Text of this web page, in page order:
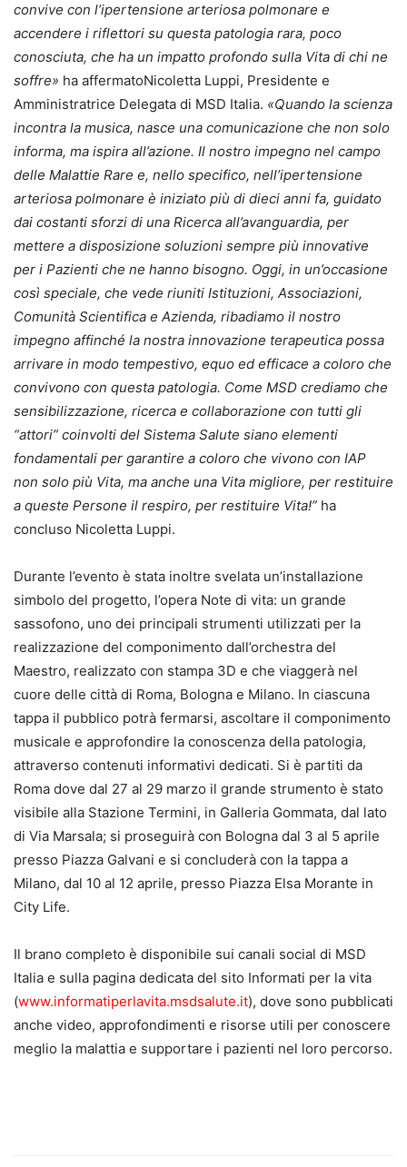
convive con l’ipertensione arteriosa polmonare e
accendere i riflettori su questa patologia rara, poco
conosciuta, che ha un impatto profondo sulla Vita di chi ne
soffre» ha affermatoNicoletta Luppi, Presidente e
Amministratrice Delegata di MSD Italia. «Quando la scienza
incontra la musica, nasce una comunicazione che non solo
informa, ma ispira all’azione. Il nostro impegno nel campo
delle Malattie Rare e, nello specifico, nell’ipertensione
arteriosa polmonare è iniziato più di dieci anni fa, guidato
dai costanti sforzi di una Ricerca all’avanguardia, per
mettere a disposizione soluzioni sempre più innovative
per i Pazienti che ne hanno bisogno. Oggi, in un’occasione
così speciale, che vede riuniti Istituzioni, Associazioni,
Comunità Scientifica e Azienda, ribadiamo il nostro
impegno affinché la nostra innovazione terapeutica possa
arrivare in modo tempestivo, equo ed efficace a coloro che
convivono con questa patologia. Come MSD crediamo che
sensibilizzazione, ricerca e collaborazione con tutti gli
“attori” coinvolti del Sistema Salute siano elementi
fondamentali per garantire a coloro che vivono con IAP
non solo più Vita, ma anche una Vita migliore, per restituire
a queste Persone il respiro, per restituire Vita!” ha
concluso Nicoletta Luppi.
Durante l’evento è stata inoltre svelata un’installazione
simbolo del progetto, l’opera Note di vita: un grande
sassofono, uno dei principali strumenti utilizzati per la
realizzazione del componimento dall’orchestra del
Maestro, realizzato con stampa 3D e che viaggerà nel
cuore delle città di Roma, Bologna e Milano. In ciascuna
tappa il pubblico potrà fermarsi, ascoltare il componimento
musicale e approfondire la conoscenza della patologia,
attraverso contenuti informativi dedicati. Si è partiti da
Roma dove dal 27 al 29 marzo il grande strumento è stato
visibile alla Stazione Termini, in Galleria Gommata, dal lato
di Via Marsala; si proseguirà con Bologna dal 3 al 5 aprile
presso Piazza Galvani e si concluderà con la tappa a
Milano, dal 10 al 12 aprile, presso Piazza Elsa Morante in
City Life.
Il brano completo è disponibile sui canali social di MSD
Italia e sulla pagina dedicata del sito Informati per la vita
(www.informatiperlavita.msdsalute.it), dove sono pubblicati
anche video, approfondimenti e risorse utili per conoscere
meglio la malattia e supportare i pazienti nel loro percorso.